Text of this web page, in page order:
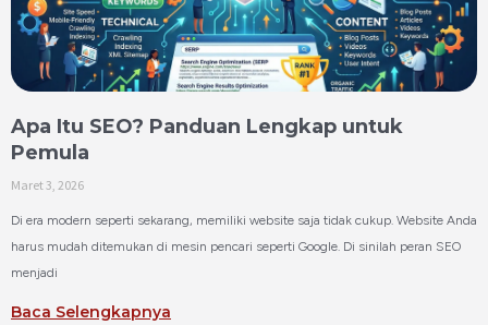
Apa Itu SEO? Panduan Lengkap untuk
Pemula
Maret 3, 2026
Di era modern seperti sekarang, memiliki website saja tidak cukup. Website Anda
harus mudah ditemukan di mesin pencari seperti Google. Di sinilah peran SEO
menjadi
Baca Selengkapnya